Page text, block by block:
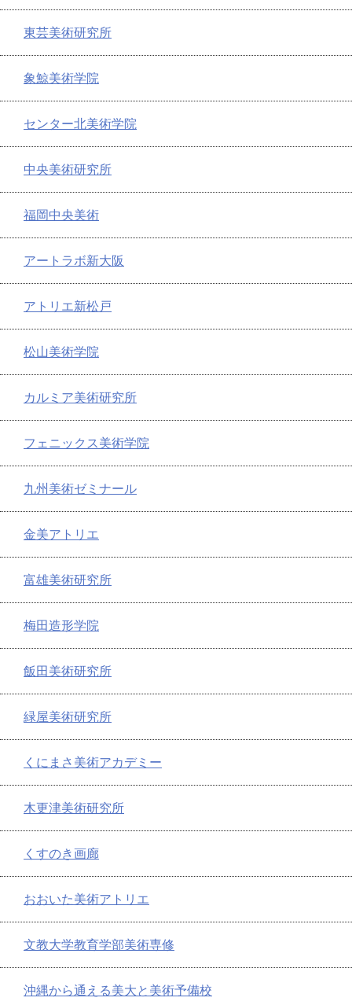
東芸美術研究所
象鯨美術学院
センター北美術学院
中央美術研究所
福岡中央美術
アートラボ新大阪
アトリエ新松戸
松山美術学院
カルミア美術研究所
フェニックス美術学院
九州美術ゼミナール
金美アトリエ
富雄美術研究所
梅田造形学院
飯田美術研究所
緑屋美術研究所
くにまさ美術アカデミー
木更津美術研究所
くすのき画廊
おおいた美術アトリエ
文教大学教育学部美術専修
沖縄から通える美大と美術予備校